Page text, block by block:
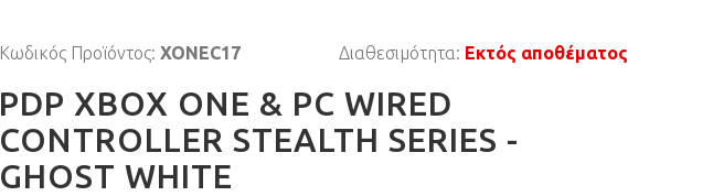
Κωδικός Προϊόντος: XONEC17 Διαθεσιμότητα: Εκτός αποθέματος
PDP XBOX ONE & PC WIRED
CONTROLLER STEALTH SERIES -
GHOST WHITE